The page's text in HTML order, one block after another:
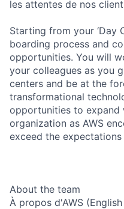
les attentes de nos
Starting from your ‘Day
boarding process and
opportunities. You will
your colleagues as you
centers and be at the
transformational
opportunities to expand
organization as AWS
exceed the
About the team
À propos d'AWS